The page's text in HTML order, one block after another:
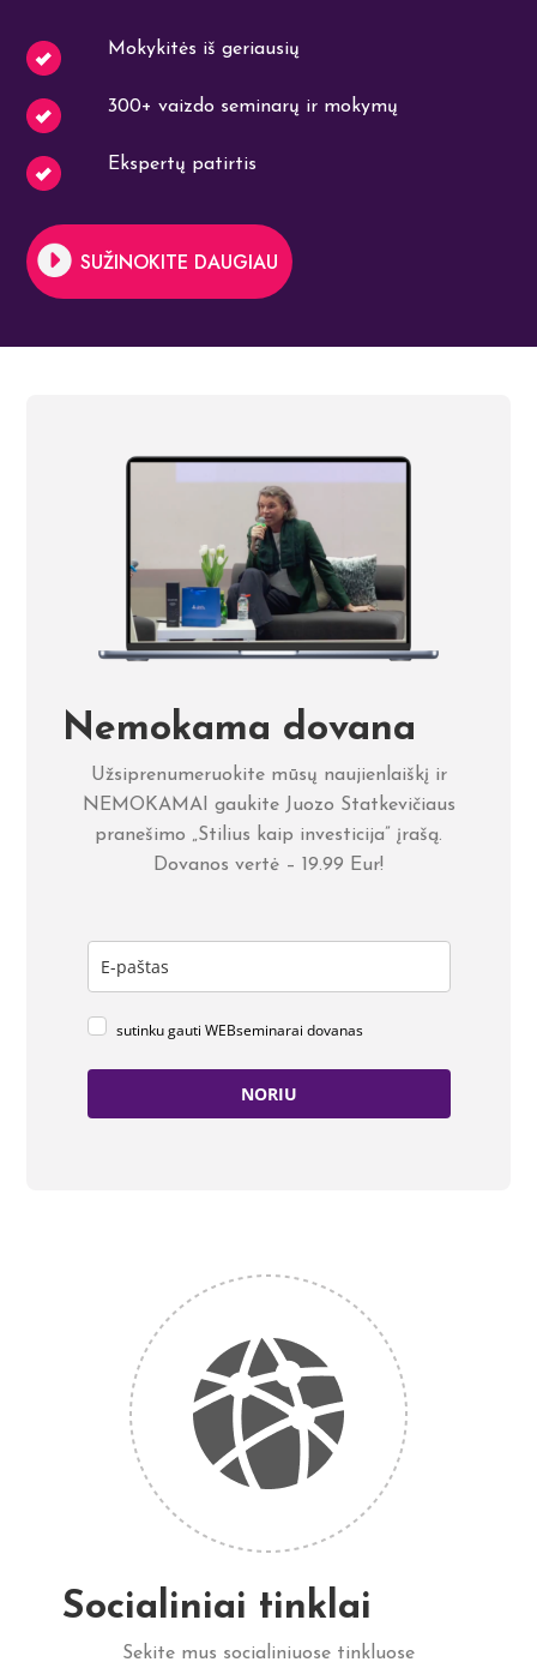
Mokykitės iš geriausių
300+ vaizdo seminarų ir mokymų
Ekspertų patirtis
SUŽINOKITE DAUGIAU
Nemokama dovana
Užsiprenumeruokite mūsų naujienlaiškį ir
NEMOKAMAI gaukite Juozo Statkevičiaus
pranešimo „Stilius kaip investicija” įrašą.
Dovanos vertė – 19.99 Eur!
sutinku gauti WEBseminarai dovanas
NORIU
Socialiniai tinklai
Sekite mus socialiniuose tinkluose